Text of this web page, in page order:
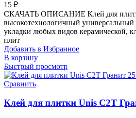
15 ₽
СКАЧАТЬ ОПИСАНИЕ Клей для
высокотехнологичный
укладки любых видов керамической,
плит
Добавить в Избранное
В корзину
Быстрый просмотр
Сравнить
Клей для плитки Unis C2T